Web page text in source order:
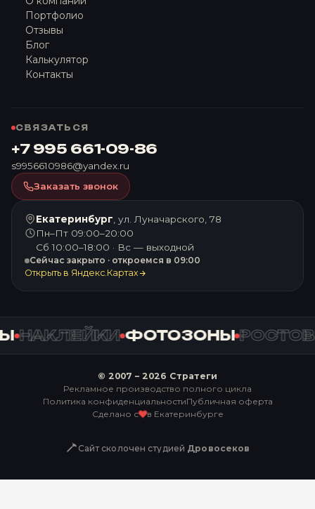
Портфолио
Отзывы
Блог
Калькулятор
Контакты
СВЯЗАТЬСЯ
+7 995 661-09-86
s9956610986@yandex.ru
Заказать звонок
Екатеринбург , ул. Луначарского, 78
Пн–Пт 09:00–20:00
Сб 10:00–18:00 · Вс — выходной
Сейчас закрыто · откроемся в 09:00
Открыть в Яндекс.Картах
ФОТОЗОНЫ
© 2007 – 2026 Стратеги
Рекламное производство полного цикла
Политика конфиденциальностиПубличная оферта
Сделано с♥в Екатеринбурге
Сайт сколочен студией Дровосеков